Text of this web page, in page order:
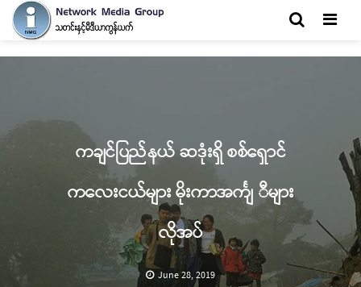
ကချင်ပြည်နယ် ဆဒုံးရှိ စစ်ရှောင်
ကလေးငယ်များ မိုးကာအင်္ကျ ီများ
လိုအပ်
June 28, 2019